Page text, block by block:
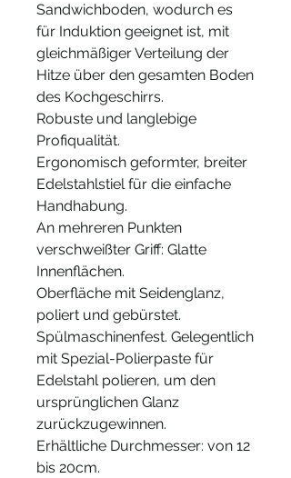
Sandwichboden, wodurch es
für Induktion geeignet ist, mit
gleichmäßiger Verteilung der
Hitze über den gesamten Boden
des Kochgeschirrs.
Robuste und langlebige
Profiqualität.
Ergonomisch geformter, breiter
Edelstahlstiel für die einfache
Handhabung.
An mehreren Punkten
verschweißter Griff: Glatte
Innenflächen.
Oberfläche mit Seidenglanz,
poliert und gebürstet.
Spülmaschinenfest. Gelegentlich
mit Spezial-Polierpaste für
Edelstahl polieren, um den
ursprünglichen Glanz
zurückzugewinnen.
Erhältliche Durchmesser: von 12
bis 20cm.